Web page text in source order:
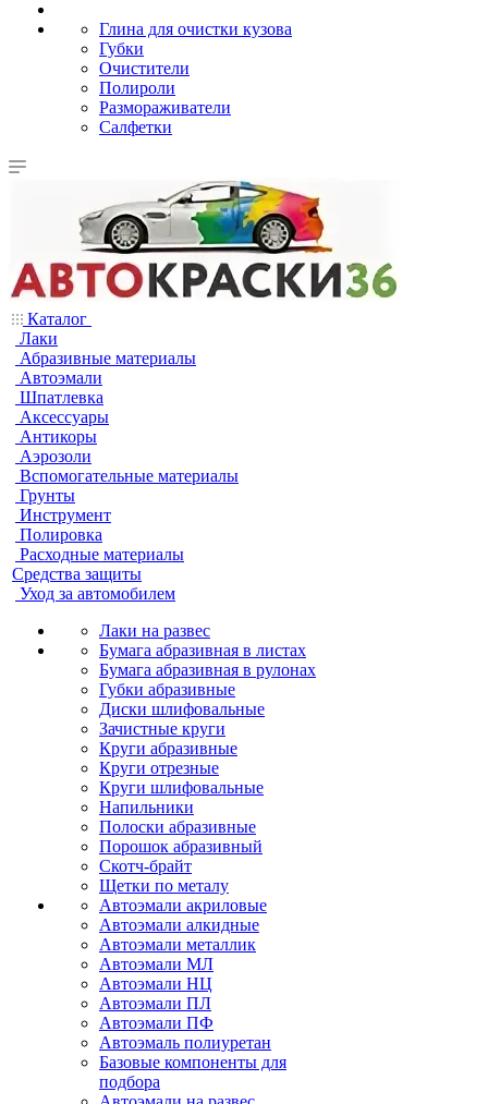
Глина для очистки кузова
Губки
Очистители
Полироли
Размораживатели
Салфетки
Каталог
Лаки
Абразивные материалы
Автоэмали
Шпатлевка
Аксессуары
Антикоры
Аэрозоли
Вспомогательные материалы
Грунты
Инструмент
Полировка
Расходные материалы
Средства защиты
Уход за автомобилем
Лаки на развес
Бумага абразивная в листах
Бумага абразивная в рулонах
Губки абразивные
Диски шлифовальные
Зачистные круги
Круги абразивные
Круги отрезные
Круги шлифовальные
Напильники
Полоски абразивные
Порошок абразивный
Скотч-брайт
Щетки по металу
Автоэмали акриловые
Автоэмали алкидные
Автоэмали металлик
Автоэмали МЛ
Автоэмали НЦ
Автоэмали ПЛ
Автоэмали ПФ
Автоэмаль полиуретан
Базовые компоненты для
подбора